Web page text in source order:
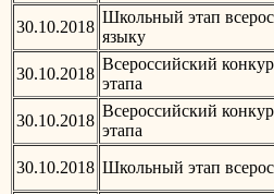
30.10.2018
Школьный этап
языку
30.10.2018
Всероссийский
этапа
30.10.2018
Всероссийский
этапа
30.10.2018 Школьный этап